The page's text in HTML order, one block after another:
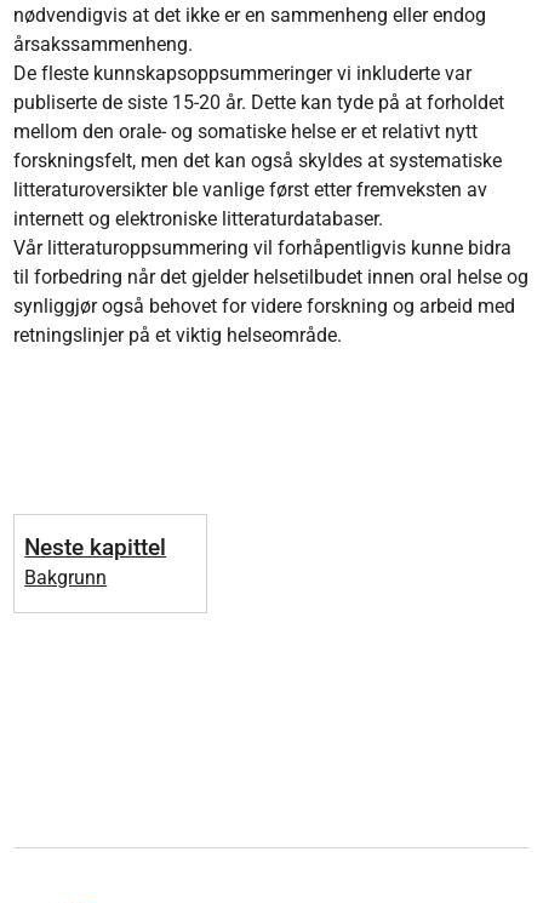
nødvendigvis at det ikke er en sammenheng eller endog
årsakssammenheng.
De fleste kunnskapsoppsummeringer vi inkluderte var
publiserte de siste 15-20 år. Dette kan tyde på at forholdet
mellom den orale- og somatiske helse er et relativt nytt
forskningsfelt, men det kan også skyldes at systematiske
litteraturoversikter ble vanlige først etter fremveksten av
internett og elektroniske litteraturdatabaser.
Vår litteraturoppsummering vil forhåpentligvis kunne bidra
til forbedring når det gjelder helsetilbudet innen oral helse og
synliggjør også behovet for videre forskning og arbeid med
retningslinjer på et viktig helseområde.
Neste kapittel
Bakgrunn